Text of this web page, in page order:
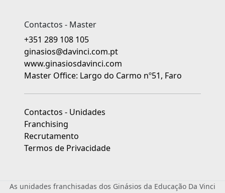
Contactos - Master
+351 289 108 105
ginasios@davinci.com.pt
www.ginasiosdavinci.com
Master Office: Largo do Carmo nº51, Faro
Contactos - Unidades
Franchising
Recrutamento
Termos de Privacidade
As unidades franchisadas dos Ginásios da Educação Da Vinci